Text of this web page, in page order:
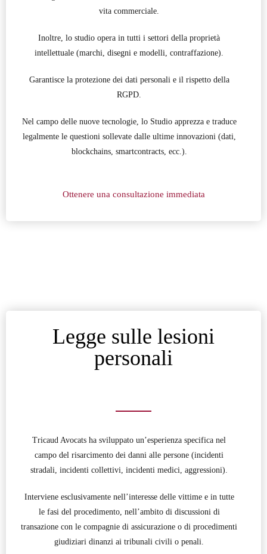
vita commerciale.
Inoltre, lo studio opera in tutti i settori della proprietà
intellettuale (marchi, disegni e modelli, contraffazione).
Garantisce la protezione dei dati personali e il rispetto della
RGPD.
Nel campo delle nuove tecnologie, lo Studio apprezza e traduce
legalmente le questioni sollevate dalle ultime innovazioni (dati,
blockchains, smartcontracts, ecc.).
Ottenere una consultazione immediata
Legge sulle lesioni
personali
Tricaud Avocats ha sviluppato un’esperienza specifica nel
campo del risarcimento dei danni alle persone (incidenti
stradali, incidenti collettivi, incidenti medici, aggressioni).
Interviene esclusivamente nell’interesse delle vittime e in tutte
le fasi del procedimento, nell’ambito di discussioni di
transazione con le compagnie di assicurazione o di procedimenti
giudiziari dinanzi ai tribunali civili o penali.